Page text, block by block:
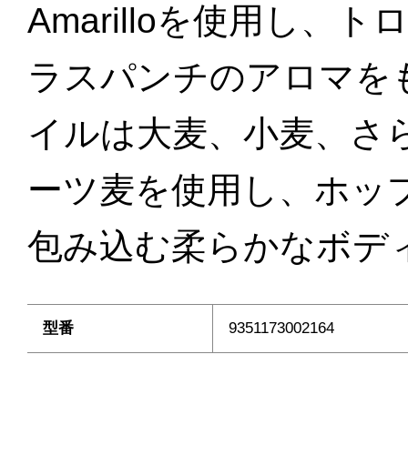
Amarilloを使用し、ト
ラスパンチのアロマ
イルは大麦、小麦、さ
ーツ麦を使用し、ホッ
包み込む柔らかなボデ
型番 9351173002164